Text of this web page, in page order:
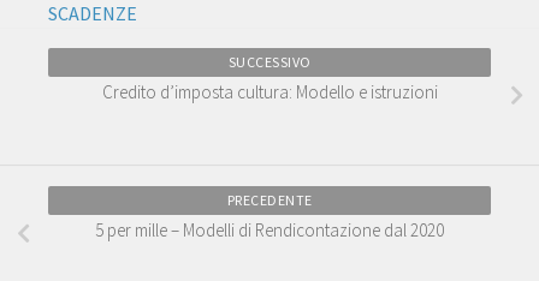
SCADENZE
SUCCESSIVO
Credito d’imposta cultura: Modello e istruzioni
PRECEDENTE
5 per mille – Modelli di Rendicontazione dal 2020